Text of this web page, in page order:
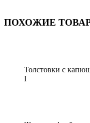
ПОХОЖИЕ
Толстовки с
I